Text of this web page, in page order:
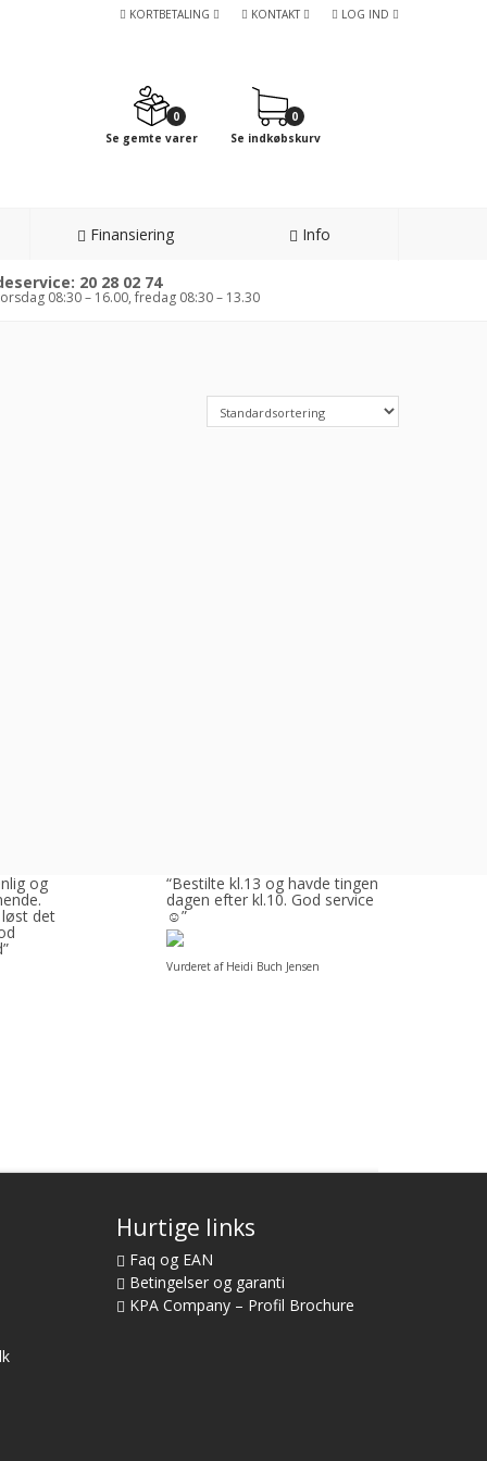
KORTBETALING KONTAKT LOG IND
0
Se gemte varer
0
Se indkøbskurv
Finansiering Info
20 28 02 74
08:30 – 16.00, fredag 08:30 – 13.30
og
det
“Bestilte kl.13 og havde tingene
dagen efter kl.10. God service
☺”
Vurderet af Heidi Buch Jensen
Hurtige links
Faq og EAN
Betingelser og garanti
KPA Company – Profil Brochure